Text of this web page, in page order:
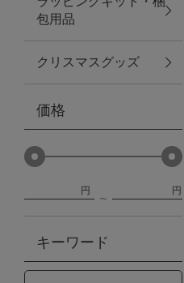
防災グッズ・非常食
トレーニング
包用品
クリスマスグッズ
価格
円 円
キーワード